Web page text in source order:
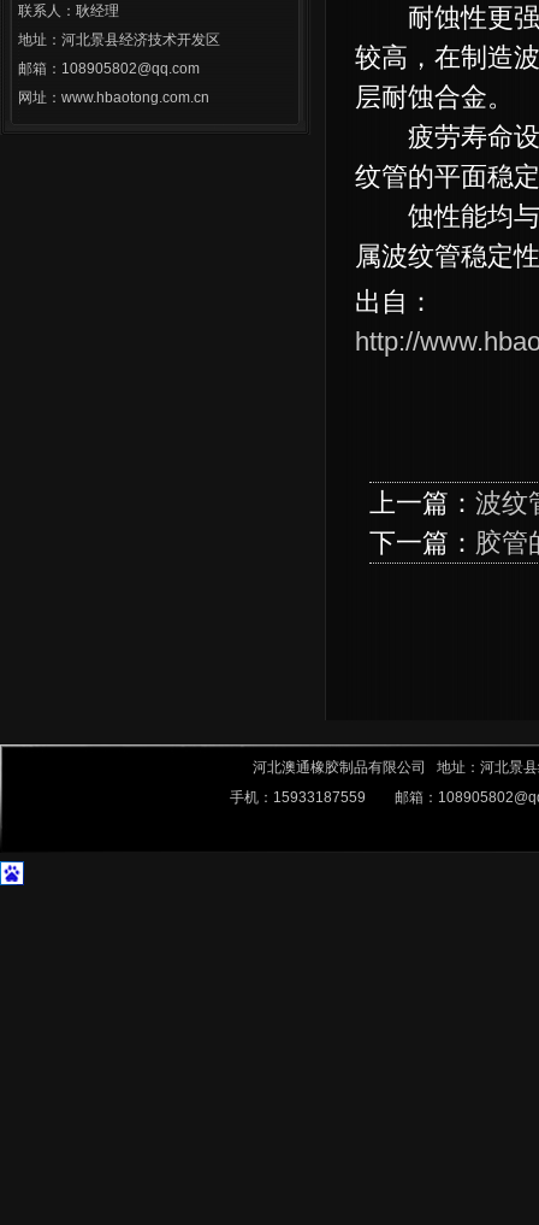
联系人：耿经理
地址：河北景县经济技术开发区
邮箱：108905802@qq.com
网址：www.hbaotong.com.cn
耐蚀性更强
较高，在制造
层耐蚀合金。
疲劳寿命设
纹管的平面稳
蚀性能均与
属波纹管稳定
出自：
http://
上一篇： 波纹
下一篇： 胶管
河北澳通橡胶制品有限公司 地址：河北景
手机：15933187559 邮箱：